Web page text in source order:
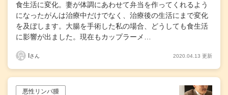
食生活に変化。妻が体調にあわせて弁当を作ってくれるよう
になったがんは治療中だけでなく、治療後の生活にまで変化
を及ぼします。大腸を手術した私の場合、どうしても食生活
に影響が出ました。現在もカップラーメ…
さん 2020.04.13 更新
悪性リンパ腫